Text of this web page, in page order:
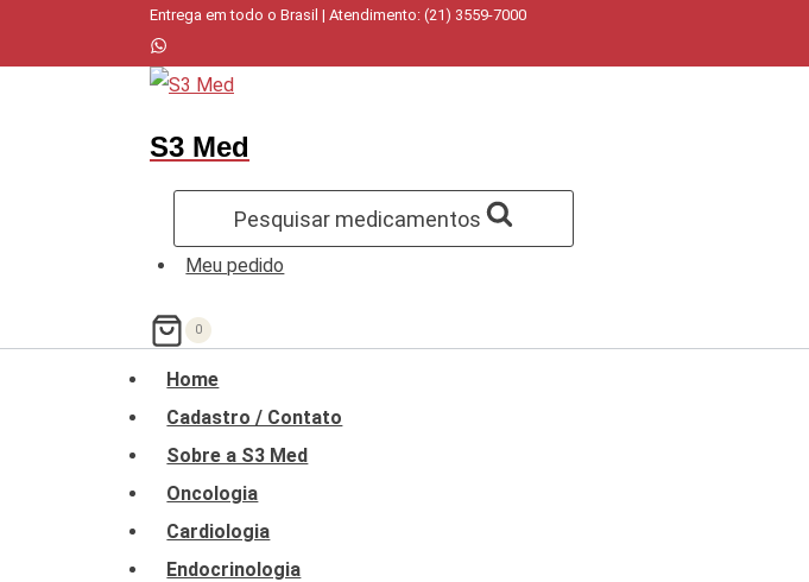
Entrega em todo o Brasil | Atendimento: (21) 3559-7000
S3 Med
Pesquisar medicamentos
Meu pedido
0
Home
Cadastro / Contato
Sobre a S3 Med
Oncologia
Cardiologia
Endocrinologia